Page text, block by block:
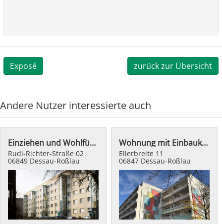
Exposé zurück zur Übersicht
Andere Nutzer interessierte auch
Einziehen und Wohlfühlen
Rudi-Richter-Straße 02
06849 Dessau-Roßlau
Wohnung mit Einbauküche
Ellerbreite 11
06847 Dessau-Roßlau